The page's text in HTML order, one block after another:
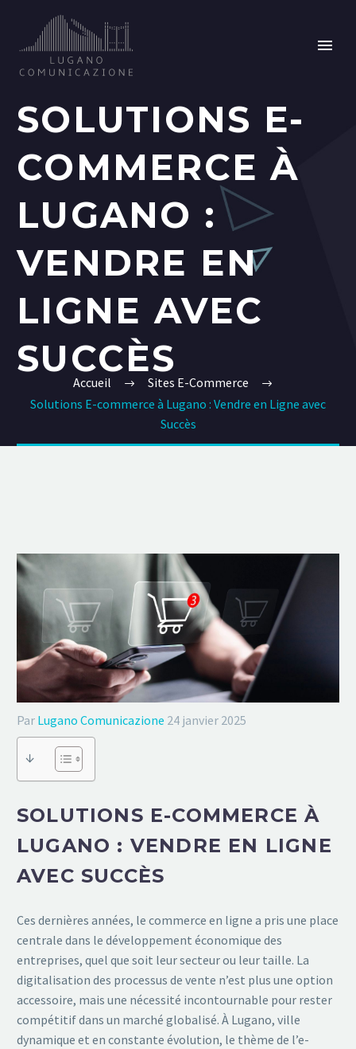
SOLUTIONS E-
COMMERCE À
LUGANO :
VENDRE EN
LIGNE AVEC
SUCCÈS
Accueil
Sites E-Commerce
Solutions E-commerce à Lugano : Vendre en Ligne avec
Succès
Par Lugano Comunicazione 24 janvier 2025
↓
SOLUTIONS E-COMMERCE À
LUGANO : VENDRE EN LIGNE
AVEC SUCCÈS
Ces dernières années, le commerce en ligne a pris une place
centrale dans le développement économique des
entreprises, quel que soit leur secteur ou leur taille. La
digitalisation des processus de vente n’est plus une option
accessoire, mais une nécessité incontournable pour rester
compétitif dans un marché globalisé. À Lugano, ville
dynamique et en constante évolution, le thème de l’e-